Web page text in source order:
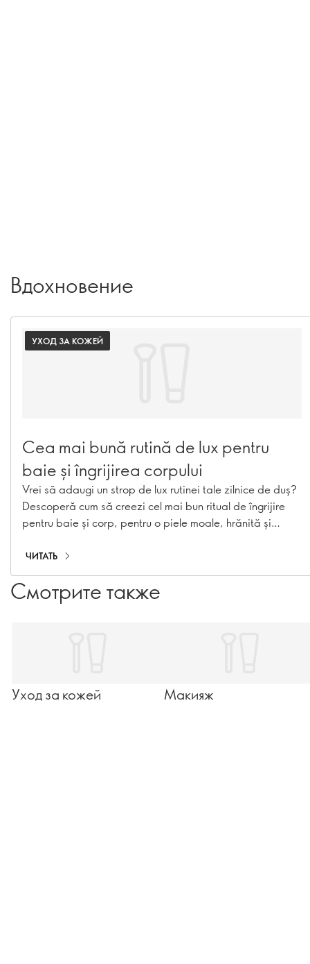
Вдохновение
УХОД ЗА КОЖЕЙ
Cea mai bună rutină de lux pentru
baie și îngrijirea corpului
Vrei să adaugi un strop de lux rutinei tale zilnice de duș?
Descoperă cum să creezi cel mai bun ritual de îngrijire
pentru baie și corp, pentru o piele moale, hrănită și
ЧИТАТЬ
Смотрите также
Уход за кожей Макияж